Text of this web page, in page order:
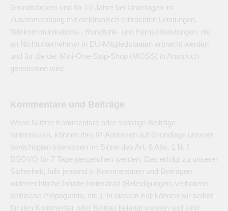
Grundstücken und für 10 Jahre bei Unterlagen im
Zusammenhang mit elektronisch erbrachten Leistungen,
Telekommunikations-, Rundfunk- und Fernsehleistungen, die
an Nichtunternehmer in EU-Mitgliedstaaten erbracht werden
und für die der Mini-One-Stop-Shop (MOSS) in Anspruch
genommen wird.
Kommentare und Beiträge
Wenn Nutzer Kommentare oder sonstige Beiträge
hinterlassen, können ihre IP-Adressen auf Grundlage unserer
berechtigten Interessen im Sinne des Art. 6 Abs. 1 lit. f.
DSGVO für 7 Tage gespeichert werden. Das erfolgt zu unserer
Sicherheit, falls jemand in Kommentaren und Beiträgen
widerrechtliche Inhalte hinterlässt (Beleidigungen, verbotene
politische Propaganda, etc.). In diesem Fall können wir selbst
für den Kommentar oder Beitrag belangt werden und sind